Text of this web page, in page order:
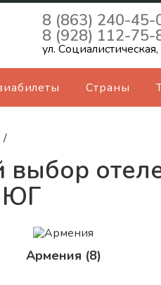
8 (863) 240-45-
8 (928) 112-75-
ул.
Страны
/
ЮГ
Армения (8)